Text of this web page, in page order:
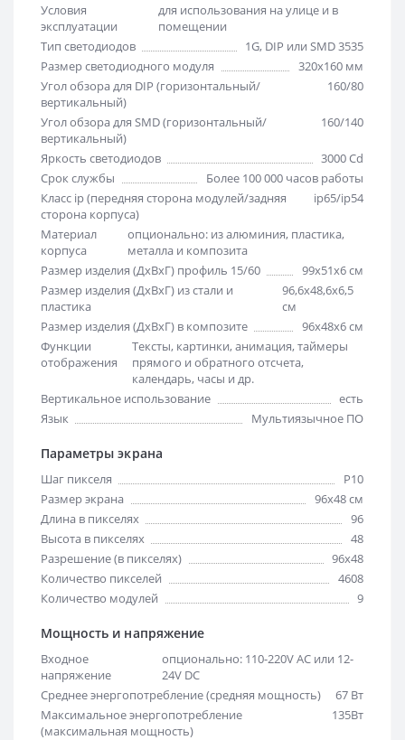
Условия
эксплуатации
для использования на улице и в
помещении
Тип светодиодов
1G, DIP или SMD 3535
Размер светодиодного модуля
320х160 мм
Угол обзора для DIP (горизонтальный/
вертикальный)
160/80
Угол обзора для SMD (горизонтальный/
вертикальный)
160/140
Яркость светодиодов
3000 Cd
Срок службы
Более 100 000 часов работы
Класс ip (передняя сторона модулей/задняя
сторона корпуса)
ip65/ip54
Материал
корпуса
опционально: из алюминия, пластика,
металла и композита
Размер изделия (ДхВхГ) профиль 15/60
99х51х6 см
Размер изделия (ДхВхГ) из стали и
пластика
96,6х48,6х6,5
см
Размер изделия (ДхВхГ) в композите
96х48х6 см
Функции
отображения
Тексты, картинки, анимация, таймеры
прямого и обратного отсчета,
календарь, часы и др.
Вертикальное использование
есть
Язык
Мультиязычное ПО
Параметры экрана
Шаг пикселя
Р10
Размер экрана
96х48 см
Длина в пикселях
96
Высота в пикселях
48
Разрешение (в пикселях)
96x48
Количество пикселей
4608
Количество модулей
9
Мощность и напряжение
Входное
напряжение
опционально: 110-220V AC или 12-
24V DC
Среднее энергопотребление (средняя мощность)
67 Вт
Максимальное энергопотребление
(максимальная мощность)
135Вт